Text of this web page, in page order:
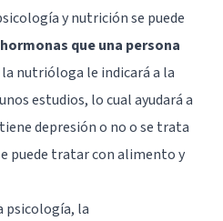
y nutrición se puede
que una persona
la nutrióloga le indicará a la
estudios, lo cual ayudará a
depresión o no o se trata
puede tratar con alimento y
psicología, la